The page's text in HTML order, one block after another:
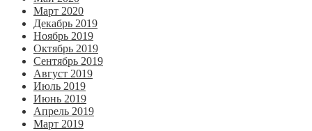
Март 2020
Декабрь 2019
Ноябрь 2019
Октябрь 2019
Сентябрь 2019
Август 2019
Июль 2019
Июнь 2019
Апрель 2019
Март 2019